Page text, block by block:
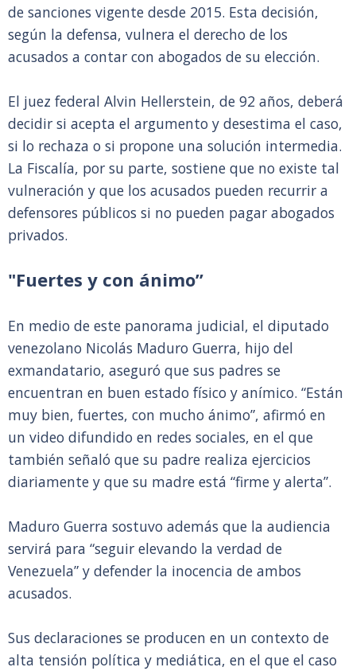
de sanciones vigente desde 2015. Esta decisión,
según la defensa, vulnera el derecho de los
acusados a contar con abogados de su elección.
El juez federal Alvin Hellerstein, de 92 años, deberá
decidir si acepta el argumento y desestima el caso,
si lo rechaza o si propone una solución intermedia.
La Fiscalía, por su parte, sostiene que no existe tal
vulneración y que los acusados pueden recurrir a
defensores públicos si no pueden pagar abogados
privados.
"Fuertes y con ánimo”
En medio de este panorama judicial, el diputado
venezolano Nicolás Maduro Guerra, hijo del
exmandatario, aseguró que sus padres se
encuentran en buen estado físico y anímico. “Están
muy bien, fuertes, con mucho ánimo”, afirmó en
un video difundido en redes sociales, en el que
también señaló que su padre realiza ejercicios
diariamente y que su madre está “firme y alerta”.
Maduro Guerra sostuvo además que la audiencia
servirá para “seguir elevando la verdad de
Venezuela” y defender la inocencia de ambos
acusados.
Sus declaraciones se producen en un contexto de
alta tensión política y mediática, en el que el caso